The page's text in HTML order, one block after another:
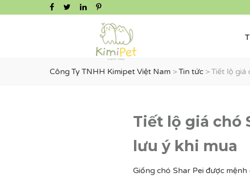
Công Ty TNHH Kimipet Việt Nam >Tin tức > Tiết lộ giá
Tiết lộ giá chó
lưu ý khi mua
Giống chó Shar Pei được